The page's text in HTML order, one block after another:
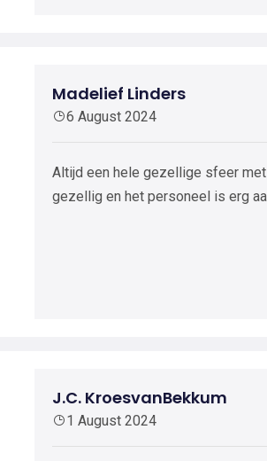
Madelief Linders
6 August 2024
Altijd een hele gezellige sfeer
gezellig en het personeel is erg
J.C. KroesvanBekkum
1 August 2024